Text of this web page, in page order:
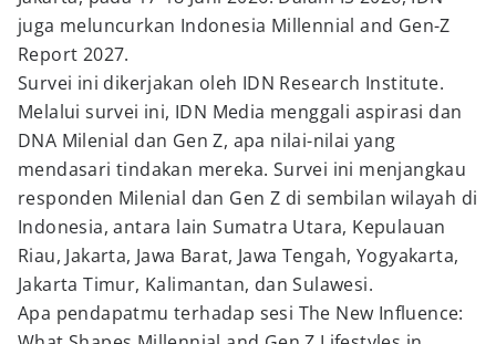
juga meluncurkan Indonesia Millennial and Gen-Z
Report 2027.
Survei ini dikerjakan oleh IDN Research Institute.
Melalui survei ini, IDN Media menggali aspirasi dan
DNA Milenial dan Gen Z, apa nilai-nilai yang
mendasari tindakan mereka. Survei ini menjangkau
responden Milenial dan Gen Z di sembilan wilayah di
Indonesia, antara lain Sumatra Utara, Kepulauan
Riau, Jakarta, Jawa Barat, Jawa Tengah, Yogyakarta,
Jakarta Timur, Kalimantan, dan Sulawesi.
Apa pendapatmu terhadap sesi The New Influence: